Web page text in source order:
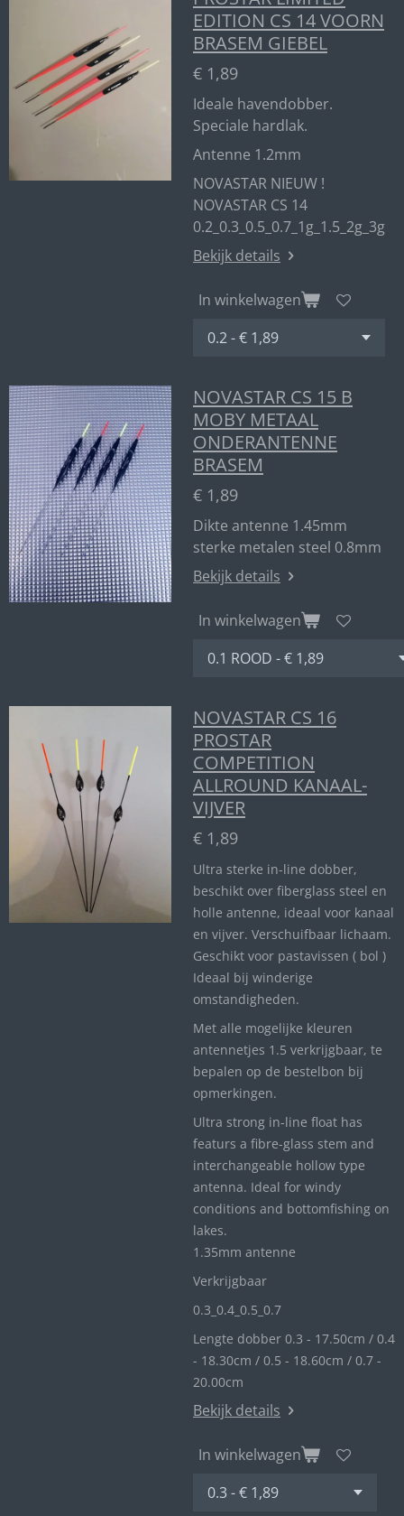
EDITION CS 14 VOORN
BRASEM GIEBEL
€ 1,89
Ideale havendobber.
Speciale hardlak.
Antenne 1.2mm
NOVASTAR NIEUW !
NOVASTAR CS 14
0.2_0.3_0.5_0.7_1g_1.5_2g_3g
Bekijk details
In winkelwagen
NOVASTAR CS 15 B
MOBY METAAL
ONDERANTENNE
BRASEM
€ 1,89
Dikte antenne 1.45mm
sterke metalen steel 0.8mm
Bekijk details
In winkelwagen
NOVASTAR CS 16
PROSTAR
COMPETITION
ALLROUND KANAAL-
VIJVER
€ 1,89
Ultra sterke in-line dobber,
beschikt over fiberglass steel en
holle antenne, ideaal voor kanaal
en vijver. Verschuifbaar lichaam.
Geschikt voor pastavissen ( bol )
Ideaal bij winderige
omstandigheden.
Met alle mogelijke kleuren
antennetjes 1.5 verkrijgbaar, te
bepalen op de bestelbon bij
opmerkingen.
Ultra strong in-line float has
featurs a fibre-glass stem and
interchangeable hollow type
antenna. Ideal for windy
conditions and bottomfishing on
lakes.
1.35mm antenne
Verkrijgbaar
0.3_ 0.4_ 0.5_0.7
Lengte dobber 0.3 - 17.50cm / 0.4
- 18.30cm / 0.5 - 18.60cm / 0.7 -
20.00cm
Bekijk details
In winkelwagen